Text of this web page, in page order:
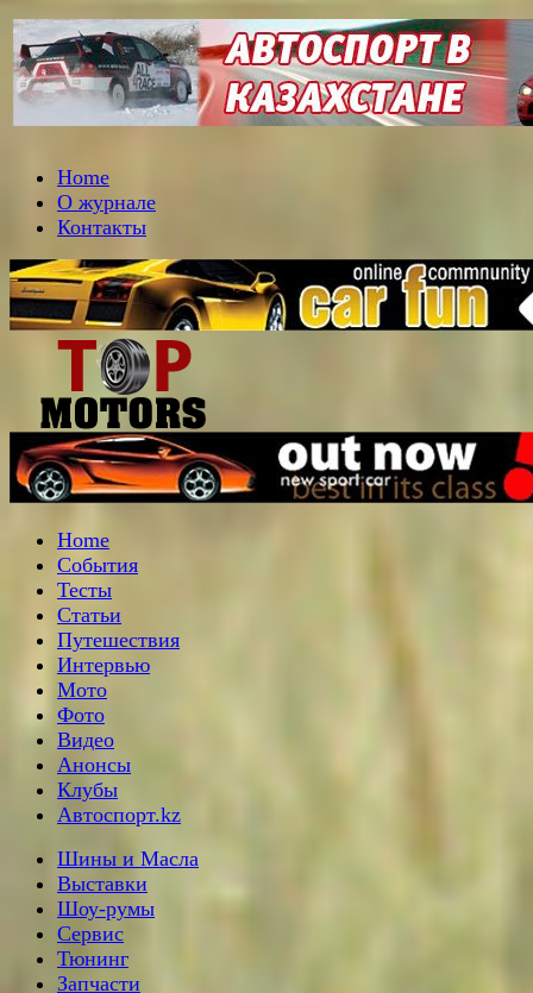
Home
О журнале
Контакты
Home
События
Тесты
Статьи
Путешествия
Интервью
Мото
Фото
Видео
Анонсы
Клубы
Автоспорт.kz
Шины и Масла
Выставки
Шоу-румы
Сервис
Тюнинг
Запчасти